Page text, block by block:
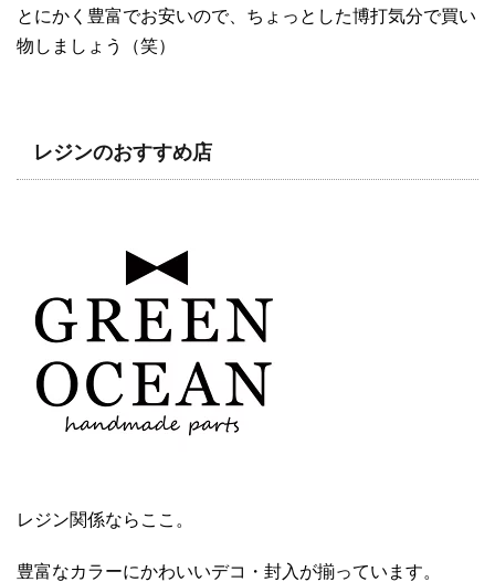
とにかく豊富でお安いので、ちょっとした博打気分で買い
物しましょう（笑）
レジンのおすすめ店
レジン関係ならここ。
豊富なカラーにかわいいデコ・封入が揃っています。